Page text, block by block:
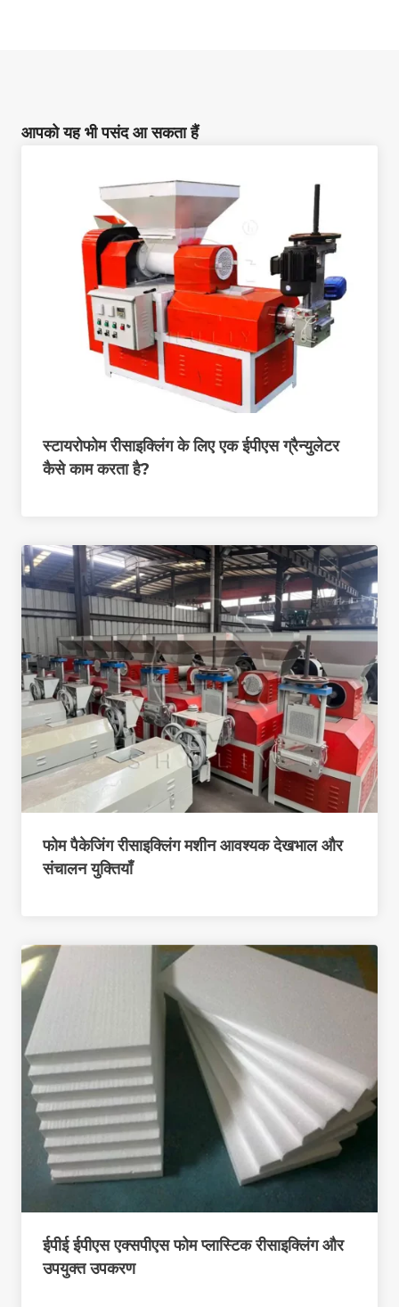
आपको यह भी पसंद आ सकता हैं
स्टायरोफोम रीसाइक्लिंग के लिए एक ईपीएस ग्रैन्युलेटर
कैसे काम करता है?
फोम पैकेजिंग रीसाइक्लिंग मशीन आवश्यक देखभाल और
संचालन युक्तियाँ
ईपीई ईपीएस एक्सपीएस फोम प्लास्टिक रीसाइक्लिंग और
उपयुक्त उपकरण